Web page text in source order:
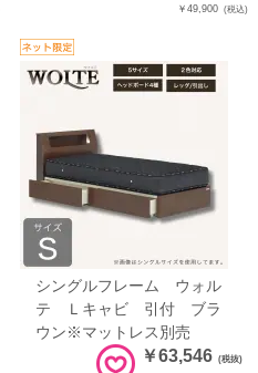
￥49,900 (税込)
シングルフレーム ウォル
テ Ｌキャビ 引付 ブラ
ウン※マットレス別売
￥63,546 (税抜)